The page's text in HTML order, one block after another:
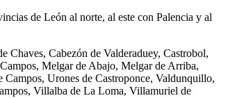
de León al norte, al este con Palencia y al
Chaves, Cabezón de Valderaduey, Castrobol,
Melgar de Abajo, Melgar de Arriba,
Urones de Castroponce, Valdunquillo,
Villalba de La Loma, Villamuriel de